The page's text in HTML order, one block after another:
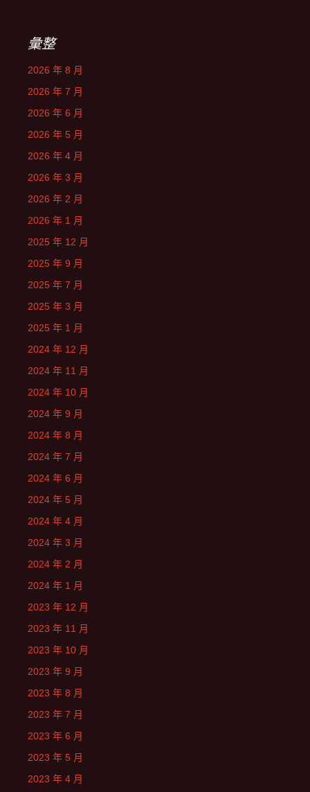
彙整
2026 年 8 月
2026 年 7 月
2026 年 6 月
2026 年 5 月
2026 年 4 月
2026 年 3 月
2026 年 2 月
2026 年 1 月
2025 年 12 月
2025 年 9 月
2025 年 7 月
2025 年 3 月
2025 年 1 月
2024 年 12 月
2024 年 11 月
2024 年 10 月
2024 年 9 月
2024 年 8 月
2024 年 7 月
2024 年 6 月
2024 年 5 月
2024 年 4 月
2024 年 3 月
2024 年 2 月
2024 年 1 月
2023 年 12 月
2023 年 11 月
2023 年 10 月
2023 年 9 月
2023 年 8 月
2023 年 7 月
2023 年 6 月
2023 年 5 月
2023 年 4 月